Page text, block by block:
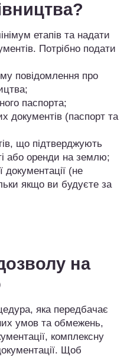
етапів та надати
Потрібно подати
повідомлення про
паспорта;
документів (паспорт та
що підтверджують
або оренди на землю;
документації (не
якщо ви будуєте за
на
яка передбачає
умов та обмежень,
комплексну
Щоб